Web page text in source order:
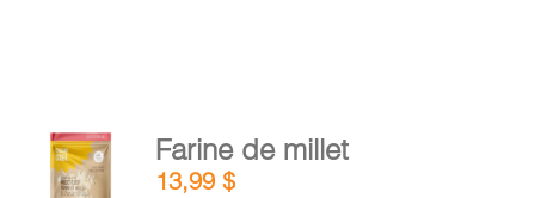
AJOUTER
AU
PANIER
Farine de millet
13,99$